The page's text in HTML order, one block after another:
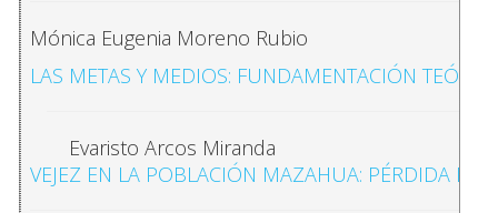
Mónica Eugenia Moreno Rubio
LAS METAS Y MEDIOS: FUNDAMENTACIÓN
Evaristo Arcos Miranda
VEJEZ EN LA POBLACIÓN MAZAHUA: PÉRDIDA DE